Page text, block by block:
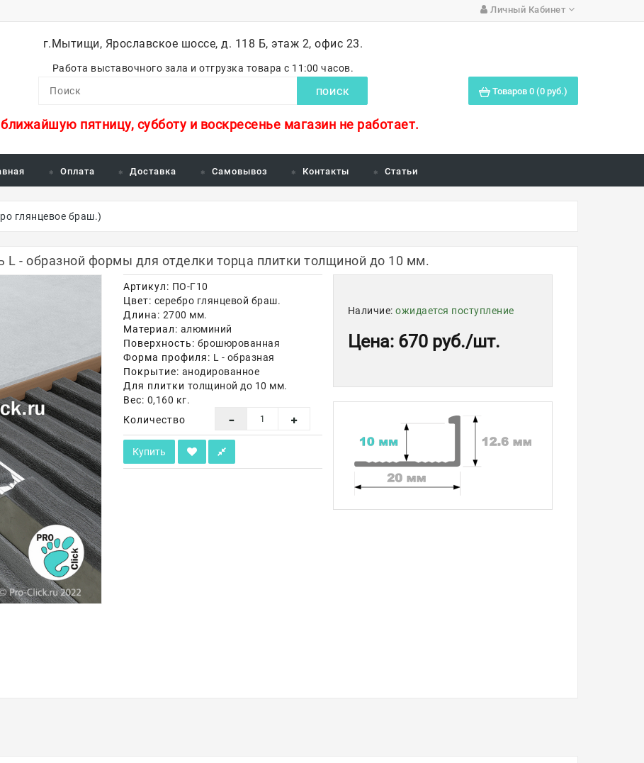
Личный Кабинет
г.Мытищи, Ярославское шоссе, д. 118 Б, этаж 2, офис 23.
Работа выставочного зала и отгрузка товара с 11:00 часов.
ПОИСК Товаров 0 (0 руб.)
пятницу, субботу и воскресенье магазин не работает.
Оплата Доставка Самовывоз Контакты Статьи
глянцевое браш.)
- образной формы для отделки торца плитки толщиной до 10 мм.
Артикул: ПО-Г10
Цвет: серебро глянцевой браш.
Длина: 2700 мм.
Материал: алюминий
Поверхность: брошюрованная
Форма профиля: L - образная
Покрытие: анодированное
Для плитки толщиной до 10 мм.
Вес: 0,160 кг.
Количество
Купить
Наличие: ожидается поступление
Цена: 670 руб./шт.